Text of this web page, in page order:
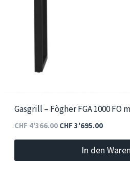
Gasgrill – Fògher FGA 1000 FO
CHF4'366.00 Ursprünglicher
CHF 4'366.00
CHF 3'695.00Aktueller
ist:
CHF
In den